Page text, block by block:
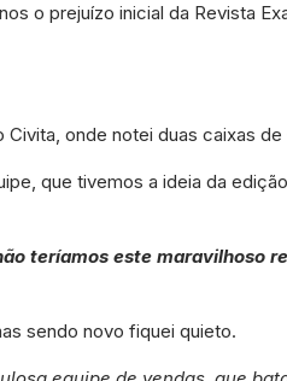
o prejuízo inicial da Revista
onde notei duas caixas de
que tivemos a ideia da
teríamos este maravilhoso
sendo novo fiquei quieto.